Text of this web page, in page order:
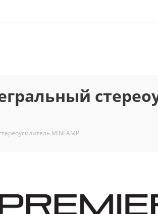
MINI AMP